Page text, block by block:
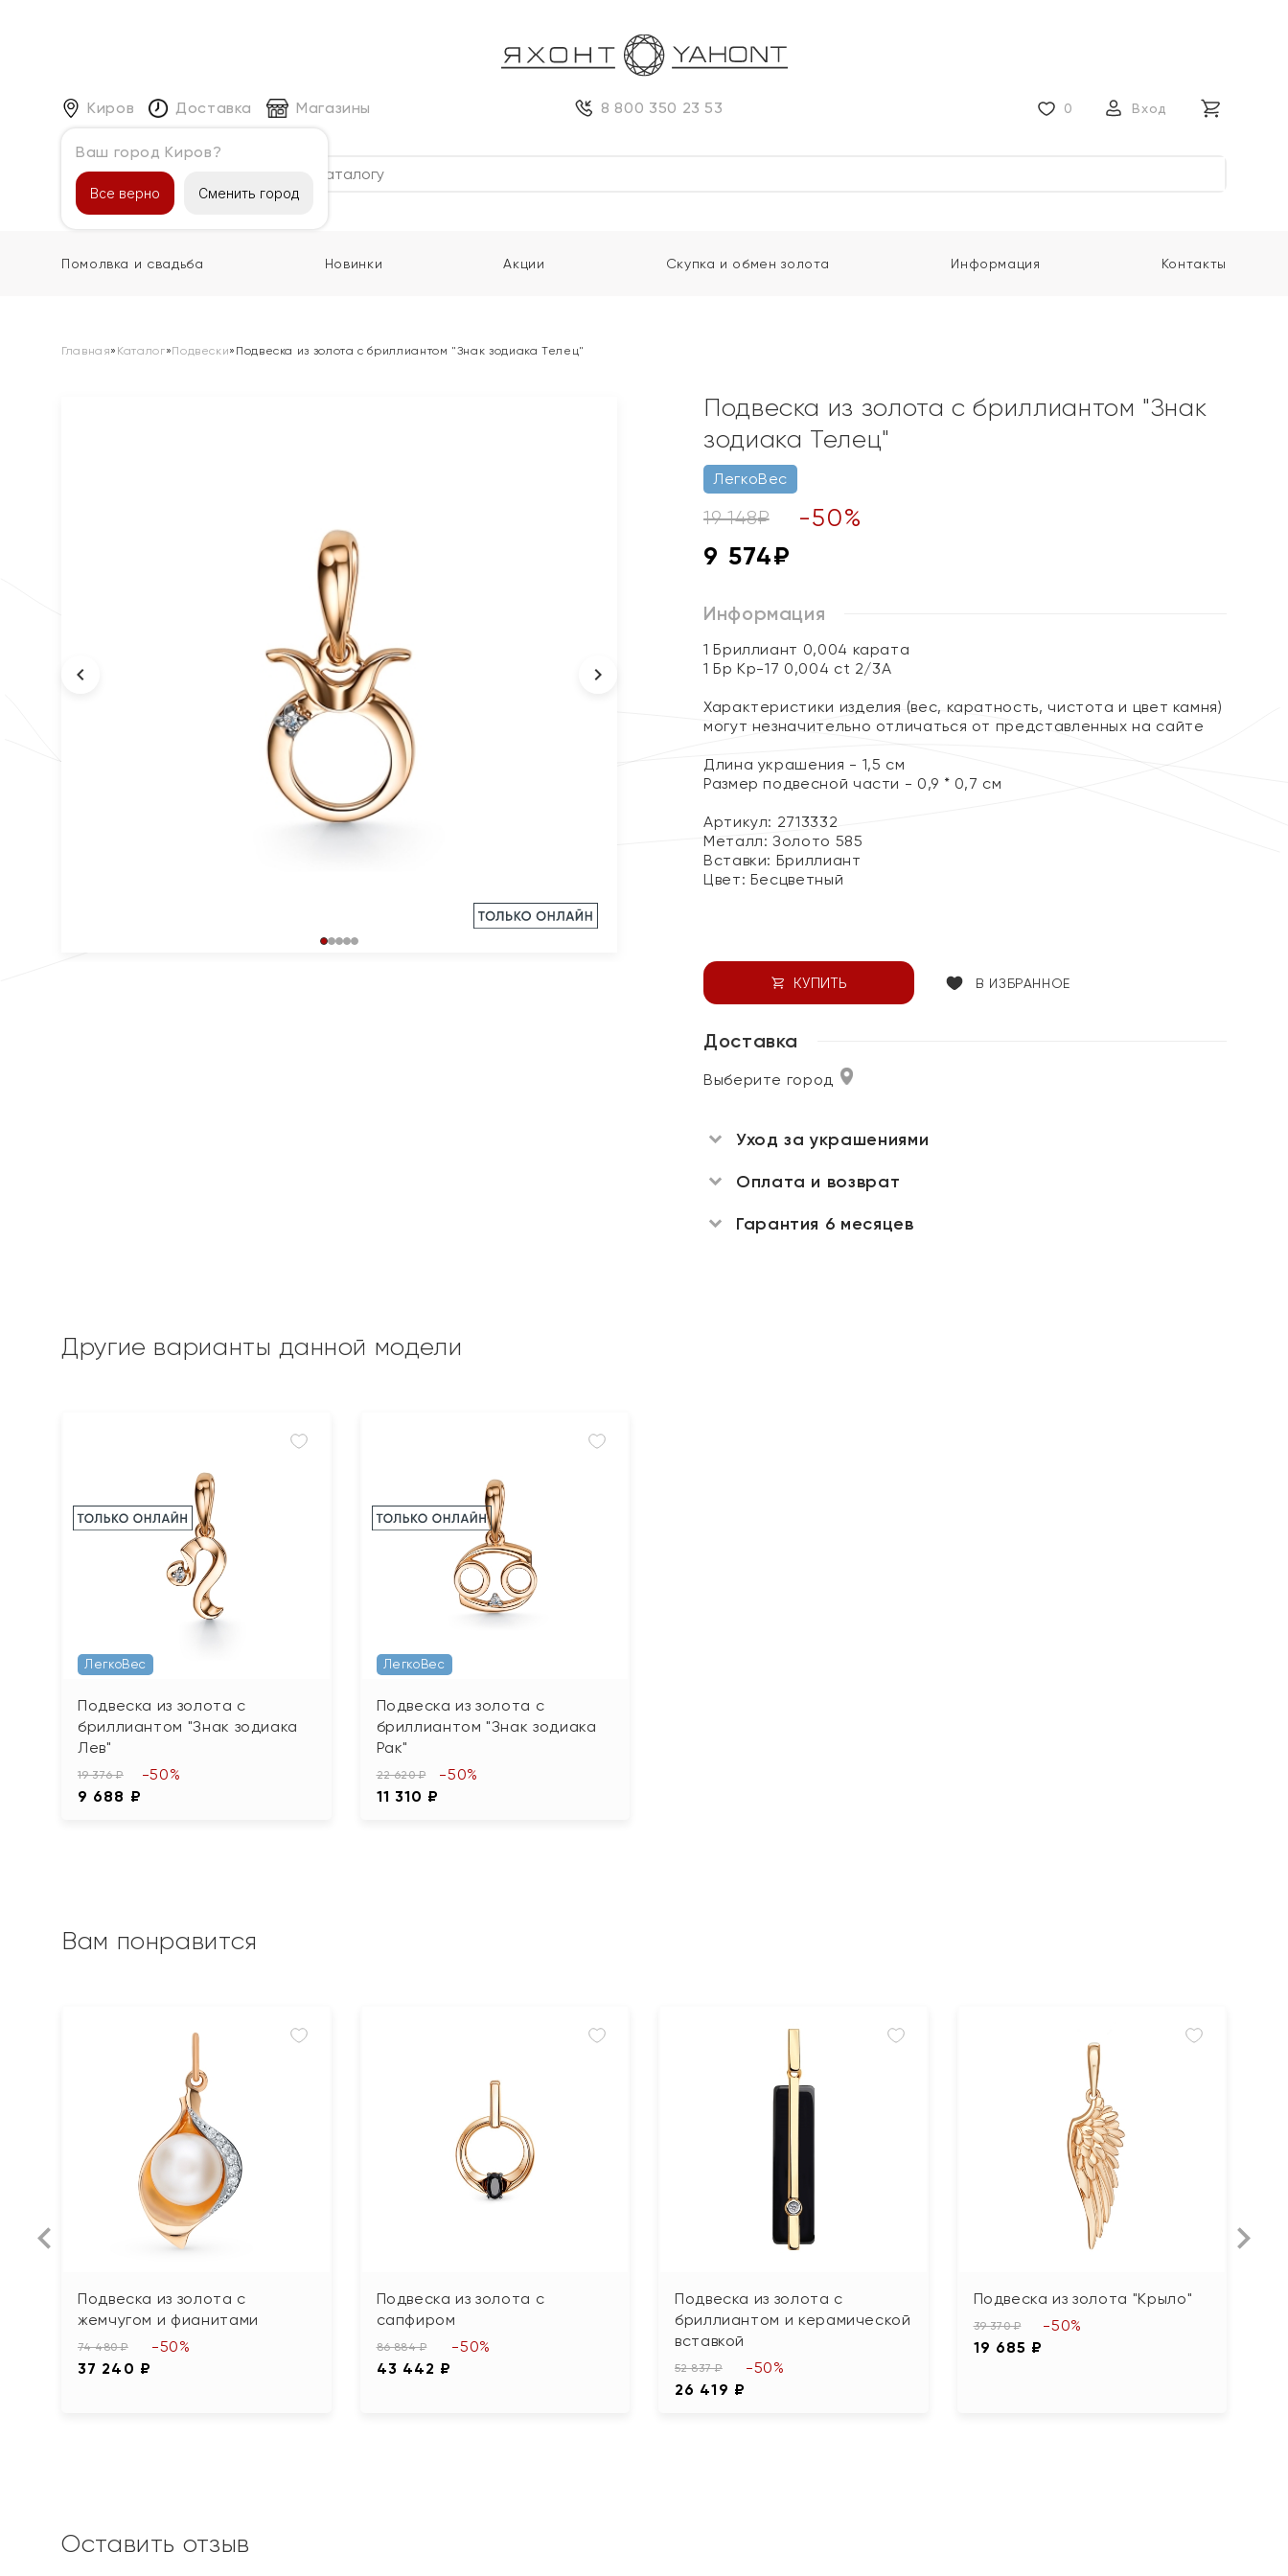
Киров
Ваш город Киров?
Все верно Сменить город
Доставка Магазины 8 800 350 23 53 0 Вход
Каталог
Помолвка и свадьба Новинки Акции Скупка и обмен золота Информация Контакты
Главная» Каталог»Подвески» Подвеска из золота с бриллиантом "Знак зодиака Телец"
Подвеска из золота с бриллиантом "Знак
зодиака Телец"
ЛегкоВес
19 148₽ -50%
9 574₽
Информация
1 Бриллиант 0,004 карата
1 Бр Кр-17 0,004 ct 2/3А
Характеристики изделия (вес, каратность, чистота и цвет камня)
могут незначительно отличаться от представленных на сайте
Длина украшения - 1,5 см
Размер подвесной части - 0,9 * 0,7 см
Артикул: 2713332
Металл:Золото 585
Вставки: Бриллиант
Цвет: Бесцветный
КУПИТЬ В ИЗБРАННОЕ
Доставка
Выберите город
Уход за украшениями
Оплата и возврат
Гарантия 6 месяцев
Другие варианты данной модели
ЛегкоВес
Подвеска из золота с
бриллиантом "Знак зодиака
Лев"
19 376 ₽
9 688 ₽
-50%
ЛегкоВес
Подвеска из золота с
бриллиантом "Знак зодиака
Рак"
22 620 ₽
11 310 ₽
-50%
Вам понравится
Подвеска из золота с
жемчугом и фианитами
74 480 ₽
37 240 ₽
-50%
Подвеска из золота с
сапфиром
86 884 ₽
43 442 ₽
-50%
Подвеска из золота с
бриллиантом и керамической
вставкой
52 837 ₽
26 419 ₽
-50%
Подвеска из золота "Крыло"
39 370 ₽
19 685 ₽
-50%
Оставить отзыв